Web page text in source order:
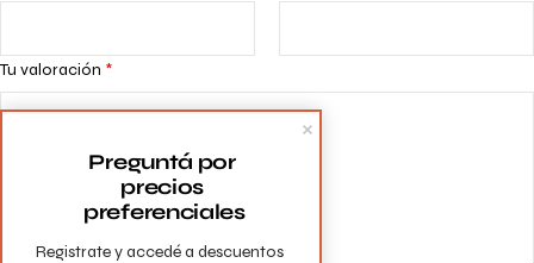
Tu valoración *
Registrate y accedé a descuentos
Preguntá por
precios
preferenciales